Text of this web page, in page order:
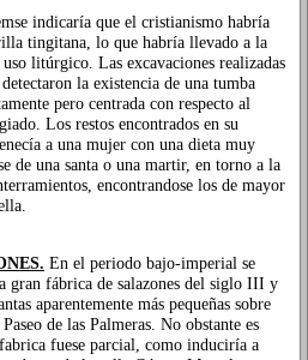
indicaría que el cristianismo habría
tingitana, lo que habría llevado a la
litúrgico. Las excavaciones realizadas
la existencia de una tumba
pero centrada con respecto al
Los restos encontrados en su
a una mujer con una dieta muy
de una santa o una martir, en torno a la
encontrandose los de mayor
En el periodo bajo-imperial se
gran fábrica de salazones del siglo III y
aparentemente más pequeñas sobre
de las Palmeras. No obstante es
fuese parcial, como induciría a